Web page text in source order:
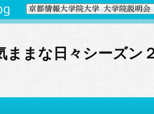
ままな日々シーズン